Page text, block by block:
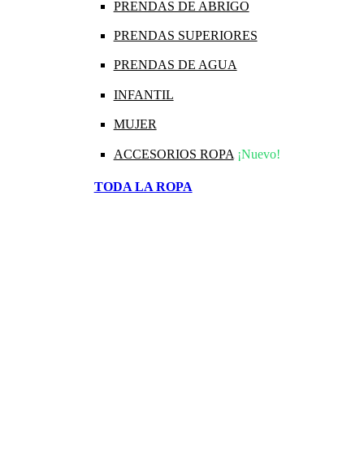
PRENDAS DE ABRIGO
PRENDAS SUPERIORES
PRENDAS DE AGUA
INFANTIL
MUJER
ACCESORIOS ROPA ¡Nuevo!
TODA LA ROPA